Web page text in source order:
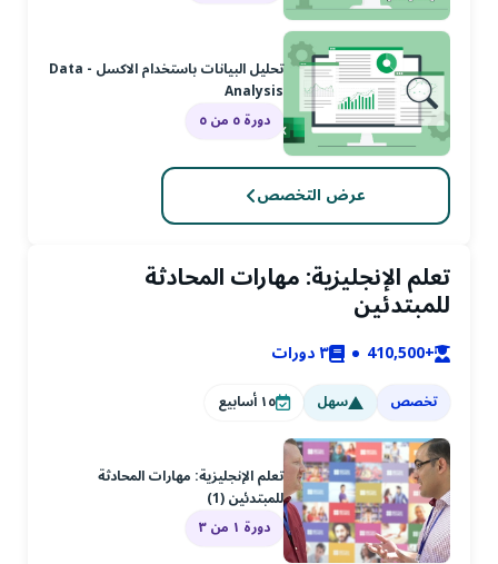
تحليل البيانات باستخدام الاكسل - Data
Analysis
دورة ٥ من ٥
عرض التخصص
تعلم الإنجليزية: مهارات المحادثة
للمبتدئين
+410,500 ٣دورات
تخصص سهل ١٥ أسابيع
تعلم الإنجليزية: مهارات المحادثة
للمبتدئين (1)
دورة ١ من ٣